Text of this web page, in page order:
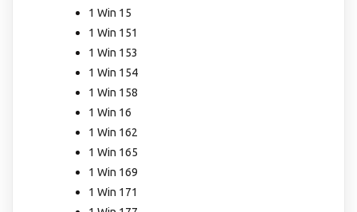
1 Win 15
1 Win 151
1 Win 153
1 Win 154
1 Win 158
1 Win 16
1 Win 162
1 Win 165
1 Win 169
1 Win 171